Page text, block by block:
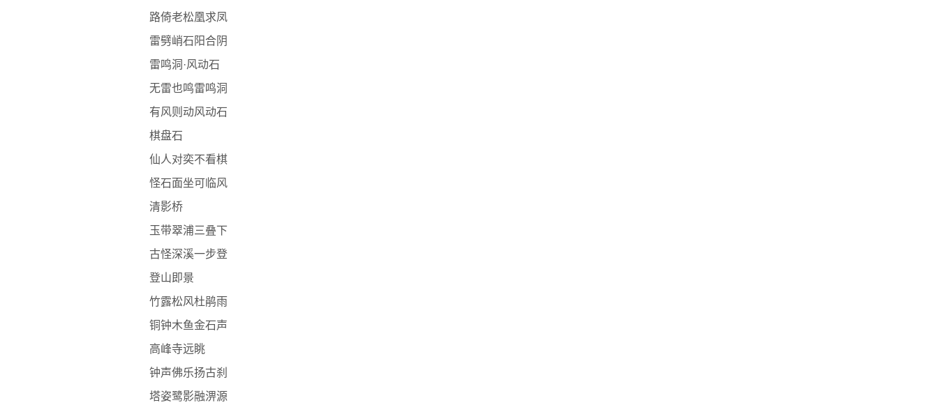
路倚老松凰求凤
雷劈峭石阳合阴
雷鸣洞·风动石
无雷也鸣雷鸣洞
有风则动风动石
棋盘石
仙人对奕不看棋
怪石面坐可临风
清影桥
玉带翠浦三叠下
古怪深溪一步登
登山即景
竹露松风杜鹃雨
铜钟木鱼金石声
高峰寺远眺
钟声佛乐扬古刹
塔姿鹭影融淠源